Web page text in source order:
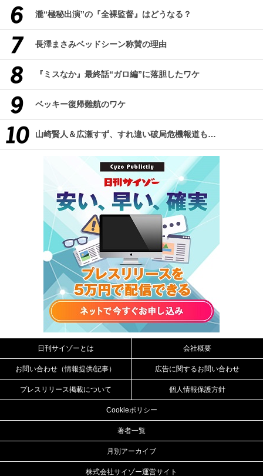
瀧“極秘出演”の『全裸監督』はどうなる？
長澤まさみベッドシーン称賛の理由
『ミスなか』最終話“ガロ編”に落胆したワケ
ベッキー復帰難航のワケ
山崎賢人＆広瀬すず、すれ違い破局危機報道も…
日刊サイゾーとは 会社概要
お問い合わせ（情報提供/記事） 広告に関するお問い合わせ
プレスリリース掲載について 個人情報保護方針
Cookieポリシー
著者一覧
月別アーカイブ
株式会社サイゾー運営サイト